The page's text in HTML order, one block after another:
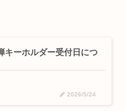
キーホルダー受付日につ
2026/5/24